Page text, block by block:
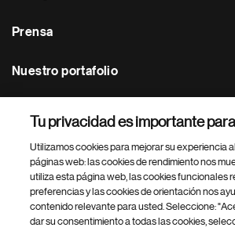
Prensa
Nuestro portafolio
Footer Site Search
Tu privacidad es importante
Utilizamos cookies para mejorar su experiencia
páginas web: las cookies de rendimiento nos
utiliza esta página web, las cookies funcionales
preferencias y las cookies de orientación nos
contenido relevante para usted. Seleccione:
dar su consentimiento a todas las cookies,